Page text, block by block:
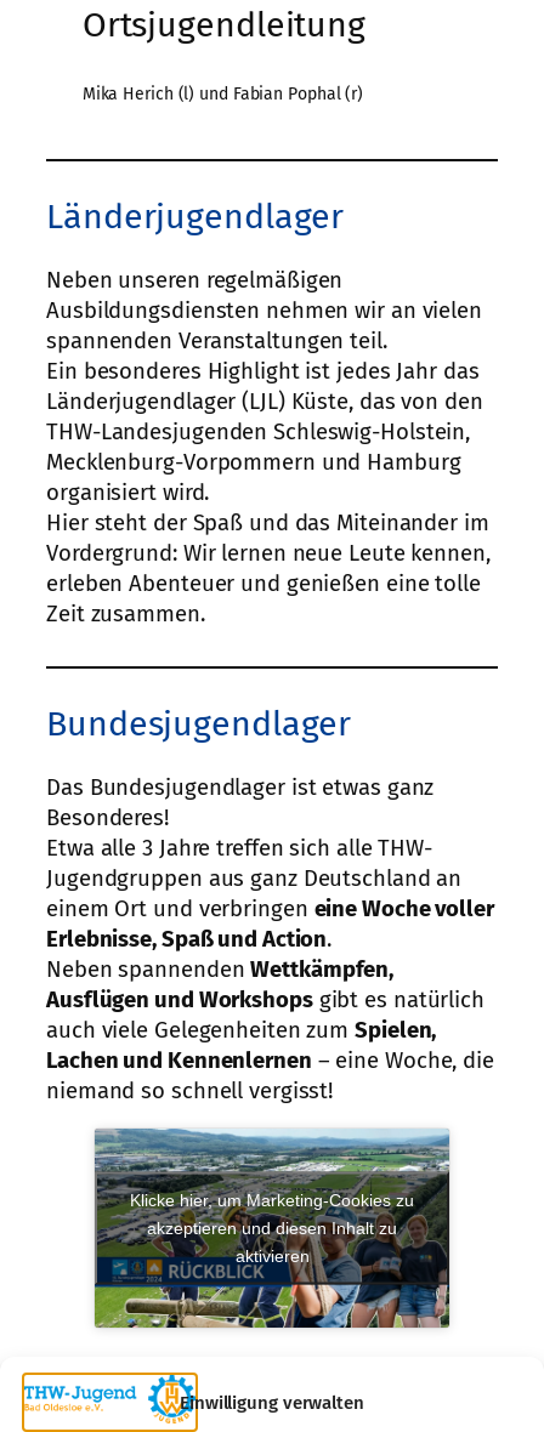
Einwilligung verwalten
Ortsjugendleitung
Mika Herich (l) und Fabian Pophal (r)
Länderjugendlager
Neben unseren regelmäßigen
Ausbildungsdiensten nehmen wir an vielen
spannenden Veranstaltungen teil.
Ein besonderes Highlight ist jedes Jahr das
Länderjugendlager (LJL) Küste, das von den
THW-Landesjugenden Schleswig-Holstein,
Mecklenburg-Vorpommern und Hamburg
organisiert wird.
Hier steht der Spaß und das Miteinander im
Vordergrund: Wir lernen neue Leute kennen,
erleben Abenteuer und genießen eine tolle
Zeit zusammen.
Bundesjugendlager
Das Bundesjugendlager ist etwas ganz
Besonderes!
Etwa alle 3 Jahre treffen sich alle THW-
Jugendgruppen aus ganz Deutschland an
einem Ort und verbringen eine Woche voller
Erlebnisse, Spaß und Action.
Neben spannendenWettkämpfen,
Ausflügen und Workshopsgibt es natürlich
auch viele Gelegenheiten zumSpielen,
Lachen und Kennenlernen – eine Woche, die
niemand so schnell vergisst!
Klicke hier, um Marketing-Cookies zu
akzeptieren und diesen Inhalt zu
aktivieren